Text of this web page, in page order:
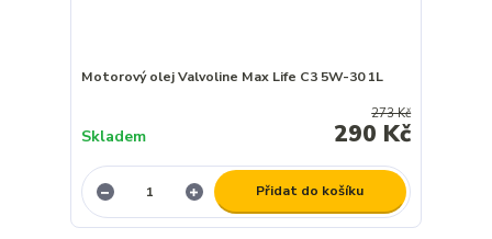
Motorový olej Valvoline Max Life C3 5W-30 1L
273 Kč
290 Kč
Skladem
Přidat do košíku